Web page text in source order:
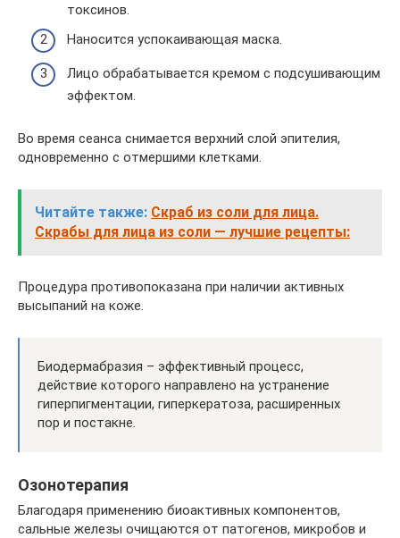
токсинов.
Наносится успокаивающая маска.
Лицо обрабатывается кремом с подсушивающим
эффектом.
Во время сеанса снимается верхний слой эпителия,
одновременно с отмершими клетками.
Читайте также: Скраб из соли для лица.
Скрабы для лица из соли — лучшие рецепты:
Процедура противопоказана при наличии активных
высыпаний на коже.
Биодермабразия – эффективный процесс,
действие которого направлено на устранение
гиперпигментации, гиперкератоза, расширенных
пор и постакне.
Озонотерапия
Благодаря применению биоактивных компонентов,
сальные железы очищаются от патогенов, микробов и